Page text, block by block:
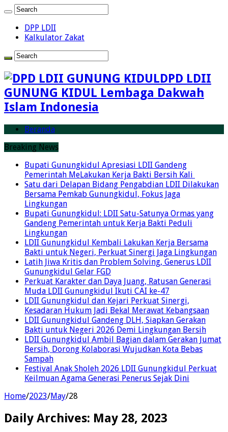
DPP LDII
Kalkulator Zakat
DPD LDII
GUNUNG KIDUL Lembaga Dakwah
Islam Indonesia
Beranda
Breaking News
Bupati Gunungkidul Apresiasi LDII Gandeng
Pemerintah MeLakukan Kerja Bakti Bersih Kali ‎
Satu dari Delapan Bidang Pengabdian LDII Dilakukan
Bersama Pemkab Gunungkidul, Fokus Jaga
Lingkungan
Bupati Gunungkidul: LDII Satu-Satunya Ormas yang
Gandeng Pemerintah untuk Kerja Bakti Peduli
Lingkungan
LDII Gunungkidul Kembali Lakukan Kerja Bersama
Bakti untuk Negeri, Perkuat Sinergi Jaga Lingkungan
Latih Jiwa Kritis dan Problem Solving, Generus LDII
Gunungkidul Gelar FGD
Perkuat Karakter dan Daya Juang, Ratusan Generasi
Muda LDII Gunungkidul Ikuti CAI ke-47
LDII Gunungkidul dan Kejari Perkuat Sinergi,
Kesadaran Hukum Jadi Bekal Merawat Kebangsaan
LDII Gunungkidul Gandeng DLH, Siapkan Gerakan
Bakti untuk Negeri 2026 Demi Lingkungan Bersih
LDII Gunungkidul Ambil Bagian dalam Gerakan Jumat
Bersih, Dorong Kolaborasi Wujudkan Kota Bebas
Sampah
Festival Anak Sholeh 2026 LDII Gunungkidul Perkuat
Keilmuan Agama Generasi Penerus Sejak Dini
Home/2023/May/28
Daily Archives: May 28, 2023